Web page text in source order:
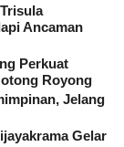
Ancaman
Perkuat
Royong
Jelang
Gelar